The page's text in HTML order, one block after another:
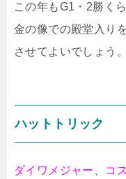
この年もG1・2勝く
金の像での殿堂入り
させてよいでしょう。
ハットトリック
ダイワメジャー コ